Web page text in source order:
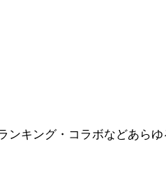
キング・コラボなどあらゆ